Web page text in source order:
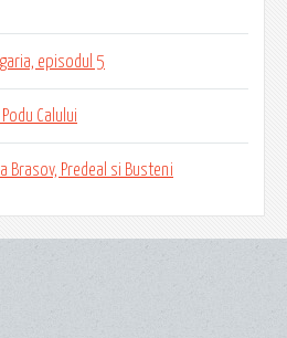
episodul 5
Calului
Brasov, Predeal si Busteni